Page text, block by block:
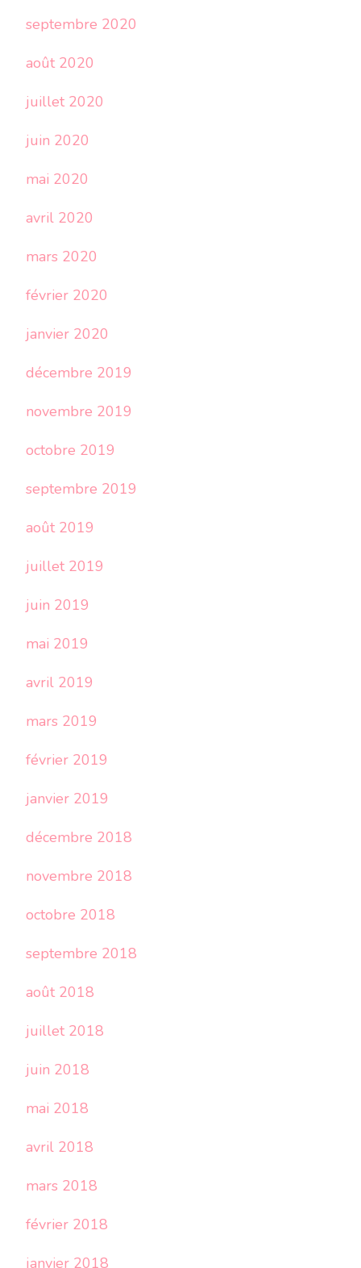
septembre 2020
août 2020
juillet 2020
juin 2020
mai 2020
avril 2020
mars 2020
février 2020
janvier 2020
décembre 2019
novembre 2019
octobre 2019
septembre 2019
août 2019
juillet 2019
juin 2019
mai 2019
avril 2019
mars 2019
février 2019
janvier 2019
décembre 2018
novembre 2018
octobre 2018
septembre 2018
août 2018
juillet 2018
juin 2018
mai 2018
avril 2018
mars 2018
février 2018
janvier 2018